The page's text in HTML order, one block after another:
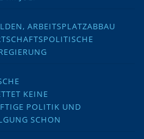
ARBEITSPLATZABBAU
KEINE
POLITIK UND
SCHON